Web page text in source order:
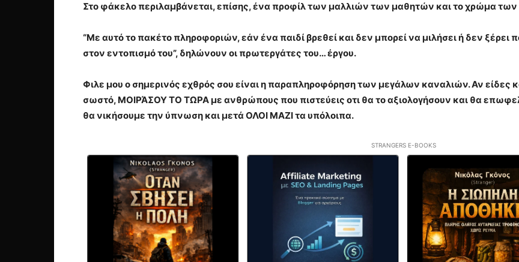
Στο φάκελο περιλαμβάνεται, επίσης, ένα προφίλ των μαλλιών των μαθητών και το χρώμα των
“Με αυτό το πακέτο πληροφοριών, εάν ένα παιδί βρεθεί και δεν μπορεί να μιλήσει ή δεν
στον εντοπισμό του”, δηλώνουν οι πρωτεργάτες του… έργου.
Φιλε μου ο σημερινός εχθρός σου είναι η παραπληροφόρηση των μεγάλων καναλιών. Αν είδες
σωστό, ΜΟΙΡΆΣΟΥ ΤΟ ΤΩΡΑ με ανθρώπους που πιστεύεις οτι θα το αξιολογήσουν και θα
θα νικήσουμε την ύπνωση και μετά ΟΛΟΙ ΜΑΖΙ τα υπόλοιπα.
STRANGERS E-BOOKS